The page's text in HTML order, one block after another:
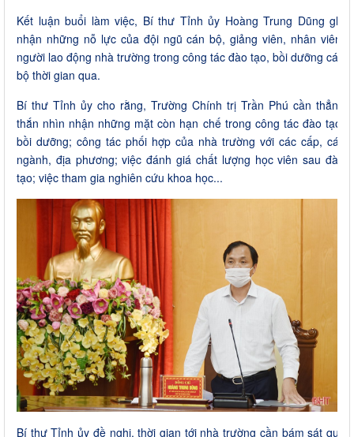
Kết luận buổi làm việc, Bí thư Tỉnh ủy Hoàng Trung Dũng ghi
nhận những nỗ lực của đội ngũ cán bộ, giảng viên, nhân viên,
người lao động nhà trường trong công tác đào tạo, bồi dưỡng cán
bộ thời gian qua.
Bí thư Tỉnh ủy cho rằng, Trường Chính trị Trần Phú cần thẳng
thắn nhìn nhận những mặt còn hạn chế trong công tác đào tạo,
bồi dưỡng; công tác phối hợp của nhà trường với các cấp, các
ngành, địa phương; việc đánh giá chất lượng học viên sau đào
tạo; việc tham gia nghiên cứu khoa học...
Bí thư Tỉnh ủy đề nghị, thời gian tới nhà trường cần bám sát quy